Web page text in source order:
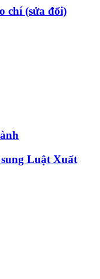
chí (sửa đổi)
Luật Xuất